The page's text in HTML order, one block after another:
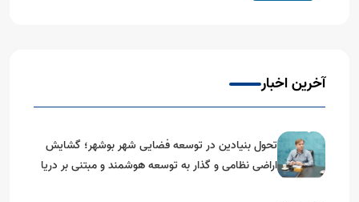
آخرین اخبار
تحول بنیادین در توسعه فضایی شهر بوشهر؛ گشایش
اراضی نظامی و گذار به توسعه هوشمند و مبتنی بر دریا